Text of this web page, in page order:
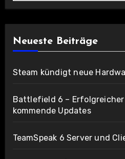
Neueste Beiträge
Steam kündigt neue
Battlefield 6 –
kommende Updates
TeamSpeak 6 Server und